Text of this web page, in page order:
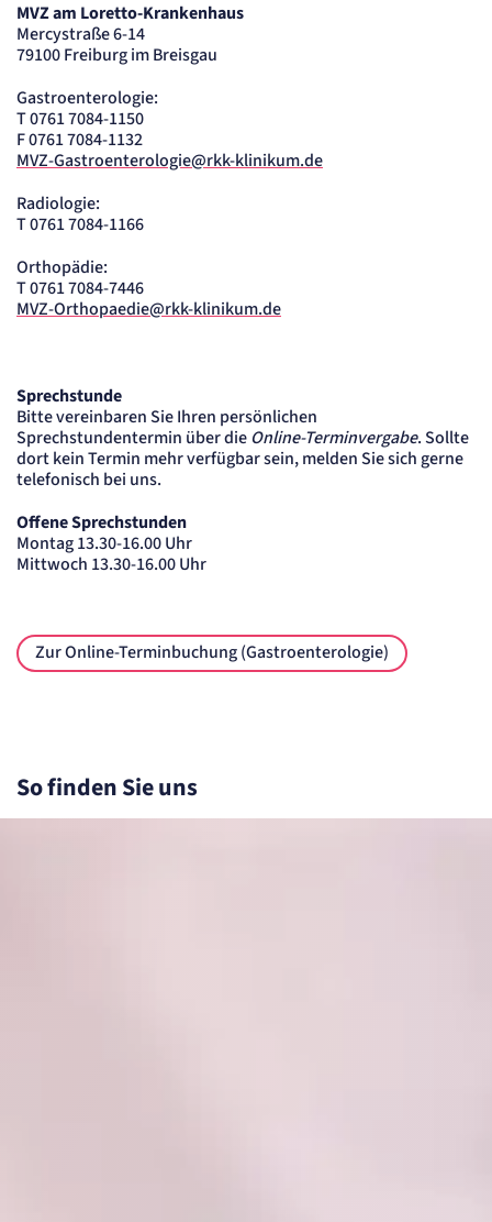
MVZ am Loretto-Krankenhaus
Mercystraße 6-14
79100 Freiburg im Breisgau
Gastroenterologie:
T 0761 7084-1150
F 0761 7084-1132
MVZ-Gastroenterologie@rkk-klinikum.de
Radiologie:
T 0761 7084-1166
Orthopädie:
T 0761 7084-7446
MVZ-Orthopaedie@rkk-klinikum.de
Sprechstunde
Bitte vereinbaren Sie Ihren persönlichen
Sprechstundentermin über dieOnline-Terminvergabe. Sollte
dort kein Termin mehr verfügbar sein, melden Sie sich gerne
telefonisch bei uns.
Offene Sprechstunden
Montag 13.30-16.00 Uhr
Mittwoch 13.30-16.00 Uhr
Zur Online-Terminbuchung (Gastroenterologie)
So finden Sie uns